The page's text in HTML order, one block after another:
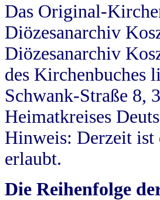
Das Original-
Diözesanarchiv
Diözesanarchiv
des Kirchenbuches
Schwank-Straße 8,
Heimatkreises
Hinweis: Derzeit ist
erlaubt.
Die Reihenfolge